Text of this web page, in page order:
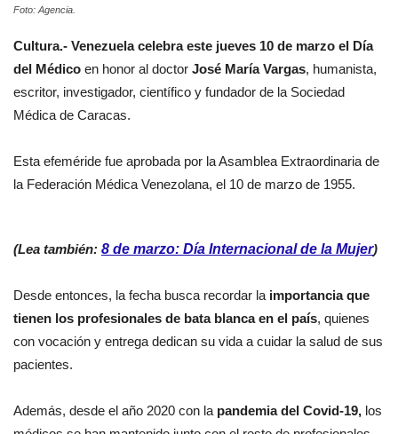
Foto: Agencia.
Cultura.- Venezuela celebra este jueves 10 de marzo el Día
del Médico en honor al doctor José María Vargas, humanista,
escritor, investigador, científico y fundador de la Sociedad
Médica de Caracas.
Esta efeméride fue aprobada por la Asamblea Extraordinaria de
la Federación Médica Venezolana, el 10 de marzo de 1955.
(Lea también: 8 de marzo: Día Internacional de la Mujer)
Desde entonces, la fecha busca recordar la importancia que
tienen los profesionales de bata blanca en el país, quienes
con vocación y entrega dedican su vida a cuidar la salud de sus
pacientes.
Además, desde el año 2020 con la pandemia del Covid-19, los